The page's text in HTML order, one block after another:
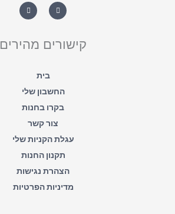
a
c
e
o
h
a
t
p
p
קישורים מהירים
בית
החשבון שלי
בקרו בחנות
צור קשר
עגלת הקניות שלי
תקנון החנות
הצהרת נגישות
מדיניות הפרטיות